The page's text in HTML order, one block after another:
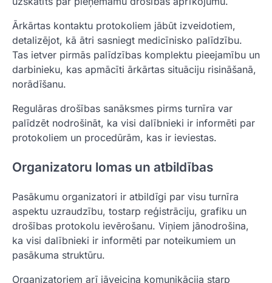
Ārkārtas kontaktu protokoliem jābūt izveidotiem,
detalizējot, kā ātri sasniegt medicīnisko palīdzību.
Tas ietver pirmās palīdzības komplektu pieejamību un
darbinieku, kas apmācīti ārkārtas situāciju risināšanā,
norādīšanu.
Regulāras drošības sanāksmes pirms turnīra var
palīdzēt nodrošināt, ka visi dalībnieki ir informēti par
protokoliem un procedūrām, kas ir ieviestas.
Organizatoru lomas un atbildības
Pasākumu organizatori ir atbildīgi par visu turnīra
aspektu uzraudzību, tostarp reģistrāciju, grafiku un
drošības protokolu ievērošanu. Viņiem jānodrošina,
ka visi dalībnieki ir informēti par noteikumiem un
pasākuma struktūru.
Organizatoriem arī jāveicina komunikācija starp